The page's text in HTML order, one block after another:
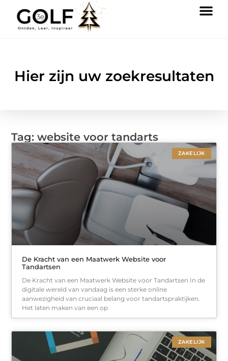
Hier zijn uw zoekresultaten
Tag: website voor tandarts
ZAKELIJK
De Kracht van een Maatwerk Website voor
Tandartsen
De Kracht van een Maatwerk Website voor Tandartsen In de
digitale wereld van vandaag is een sterke online
aanwezigheid van cruciaal belang voor tandartspraktijken.
Het laten maken van een op
ZAKELIJK